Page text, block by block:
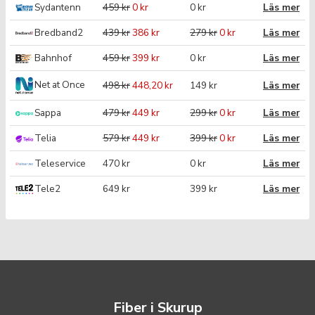
Sydantenn 459 kr0 kr 0 kr
Läs mer
Bredband2
439 kr386 kr 279 kr0 kr
Läs mer
Bahnhof
459 kr399 kr 0 kr
Läs mer
Net at Once
498 kr448,20 kr 149 kr Läs mer
Sappa 479 kr449 kr 299 kr0 kr
Läs mer
Telia
579 kr449 kr 399 kr0 kr
Läs mer
Teleservice
470 kr 0 kr
Läs mer
Tele2
649 kr 399 kr Läs mer
Fiber i Skurup